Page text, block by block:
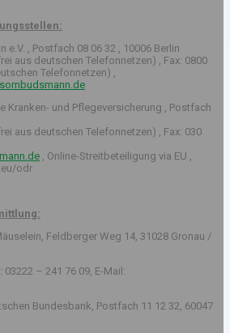
, Postfach 08 06 32 , 10006 Berlin
aus deutschen Telefonnetzen) , Fax: 0800
Telefonnetzen) ,
Kranken- und Pflegeversicherung , Postfach
aus deutschen Telefonnetzen) , Fax: 030
, Online-Streitbeteiligung via EU ,
odr
Feldberger Weg 14, 31028 Gronau /
– 241 76 09, E-Mail:
Bundesbank, Postfach 11 12 32, 60047